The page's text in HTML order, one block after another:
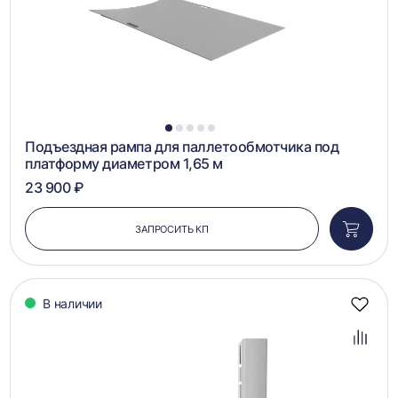
1 2 3 4 5
Подъездная рампа для паллетообмотчика под
платформу диаметром 1,65 м
23 900 ₽
ЗАПРОСИТЬ КП
в
В наличии